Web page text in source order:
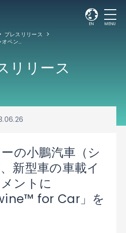
EN MENU
プレスリリース
中国EVメーカーの小鵬汽車（シャオペン）が、新型車の車載インフォテインメントに「ACCESS Twine™ for Car」を採用
リリース
の小鵬汽車（シ
新型車の車載イ
ントに
for Car」を